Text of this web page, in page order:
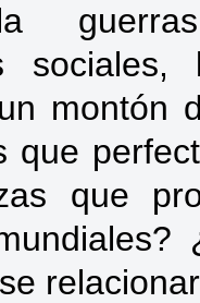
la
montón
que
que